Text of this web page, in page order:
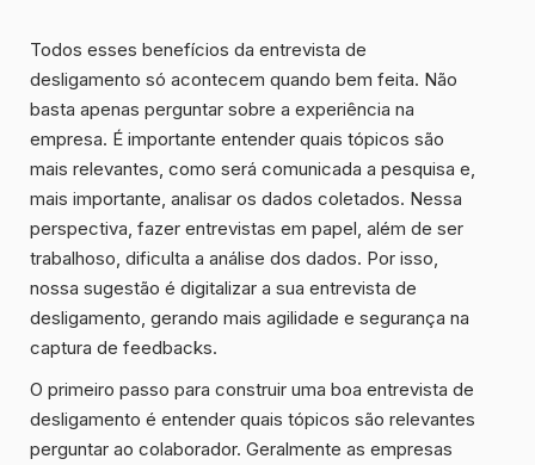
Todos esses benefícios da entrevista de
desligamento só acontecem quando bem feita. Não
basta apenas perguntar sobre a experiência na
empresa. É importante entender quais tópicos são
mais relevantes, como será comunicada a pesquisa e,
mais importante, analisar os dados coletados. Nessa
perspectiva, fazer entrevistas em papel, além de ser
trabalhoso, dificulta a análise dos dados. Por isso,
nossa sugestão é digitalizar a sua entrevista de
desligamento, gerando mais agilidade e segurança na
captura de feedbacks.
O primeiro passo para construir uma boa entrevista de
desligamento é entender quais tópicos são relevantes
perguntar ao colaborador. Geralmente as empresas